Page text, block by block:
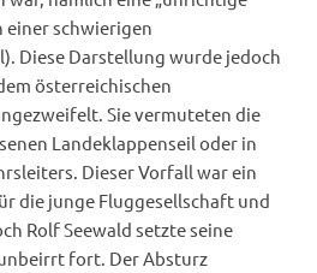
einer schwierigen
Diese Darstellung wurde jedoch
österreichischen
Sie vermuteten die
Landeklappenseil oder in
Dieser Vorfall war ein
die junge Fluggesellschaft und
Rolf Seewald setzte seine
fort. Der Absturz